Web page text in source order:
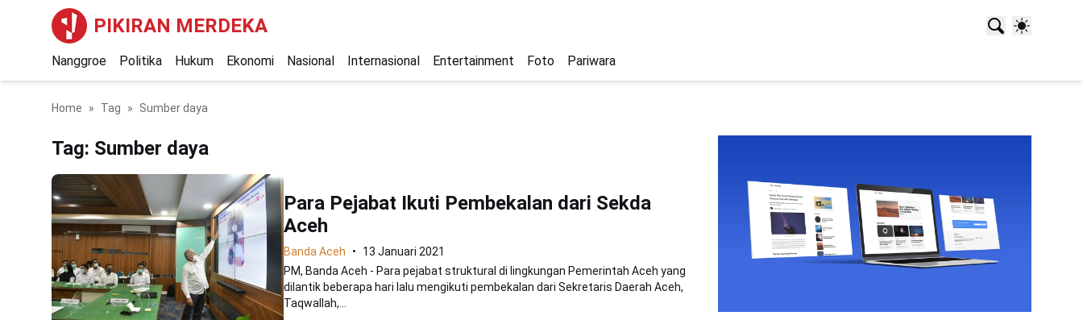
PIKIRAN MERDEKA
Nanggroe Politika Hukum Ekonomi Nasional Internasional Entertainment Foto Pariwara
Home Tag Sumber daya
Tag: Sumber daya
Para Pejabat Ikuti Pembekalan dari Sekda
Aceh
Banda Aceh
13 Januari 2021
PM, Banda Aceh - Para pejabat struktural di lingkungan Pemerintah Aceh yang
dilantik beberapa hari lalu mengikuti pembekalan dari Sekretaris Daerah Aceh,
Taqwallah,...